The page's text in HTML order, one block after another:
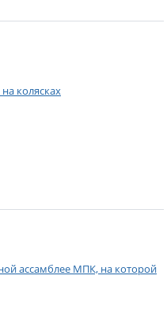
колясках
ассамблее МПК, на которой